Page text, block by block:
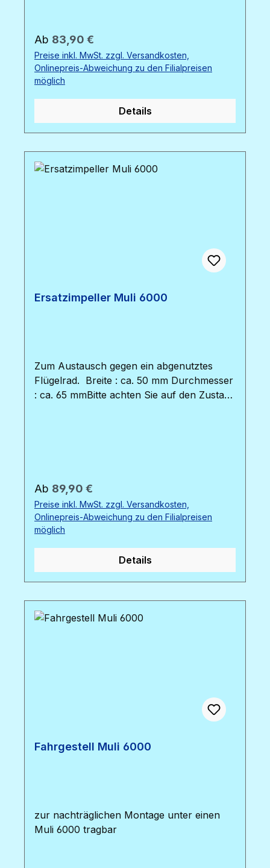
sie benötigen 2 Stück. Bild : von links nach
rechts : Ersatzimpeller Muli 22000 / 12000 /
6000 / 3000
Regulärer Preis:
Ab 83,90 €
Preise inkl. MwSt. zzgl. Versandkosten,
Onlinepreis-Abweichung zu den Filialpreisen
möglich
Details
Ersatzimpeller Muli 6000
Zum Austausch gegen ein abgenutztes
Flügelrad. Breite : ca. 50 mm Durchmesser
: ca. 65 mmBitte achten Sie auf den Zustand
sie benötigen 2 Stück.Bild : von links nach
rechts : Ersatzimpeller Muli 22000 / 12000 /
6000 / 3000
Regulärer Preis:
Ab 89,90 €
Preise inkl. MwSt. zzgl. Versandkosten,
Onlinepreis-Abweichung zu den Filialpreisen
möglich
Details
Fahrgestell Muli 6000
zur nachträglichen Montage unter einen
Muli 6000 tragbar